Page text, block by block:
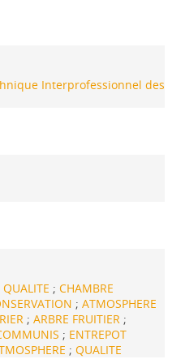
Interprofessionnel des
QUALITE ;CHAMBRE
;ATMOSPHERE
;ARBRE FRUITIER ;
; ENTREPOT
;QUALITE